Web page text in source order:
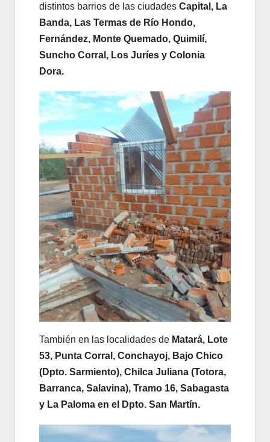
distintos barrios de las ciudades Capital, La
Banda, Las Termas de Río Hondo,
Fernández, Monte Quemado, Quimilí,
Suncho Corral, Los Juríes y Colonia
Dora.
También en las localidades de Matará, Lote
53, Punta Corral, Conchayoj, Bajo Chico
(Dpto. Sarmiento), Chilca Juliana (Totora,
Barranca, Salavina), Tramo 16, Sabagasta
y La Paloma en el Dpto. San Martín.